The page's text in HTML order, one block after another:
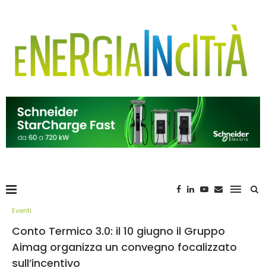
Eventi
Conto Termico 3.0: il 10 giugno il Gruppo
Aimag organizza un convegno focalizzato
sull’incentivo